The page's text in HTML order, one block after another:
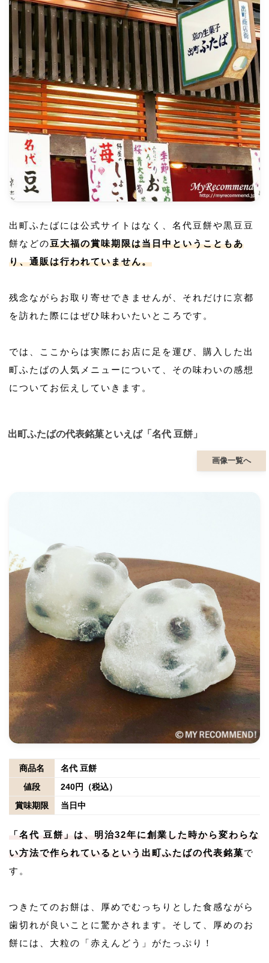
出町ふたばには公式サイトはなく、名代豆餅や黒豆豆
餅などの豆大福の賞味期限は当日中ということもあ
り、通販は行われていません。
残念ながらお取り寄せできませんが、それだけに京都
を訪れた際にはぜひ味わいたいところです。
では、ここからは実際にお店に足を運び、購入した出
町ふたばの人気メニューについて、その味わいの感想
についてお伝えしていきます。
出町ふたばの代表銘菓といえば「名代 豆餅」
画像一覧へ
商品名
名代 豆餅
値段
240円（税込）
賞味期限
当日中
「名代 豆餅」は、明治32年に創業した時から変わらな
い方法で作られているという出町ふたばの代表銘菓で
す。
つきたてのお餅は、厚めでむっちりとした食感ながら
歯切れが良いことに驚かされます。そして、厚めのお
餅には、大粒の「赤えんどう」がたっぷり！